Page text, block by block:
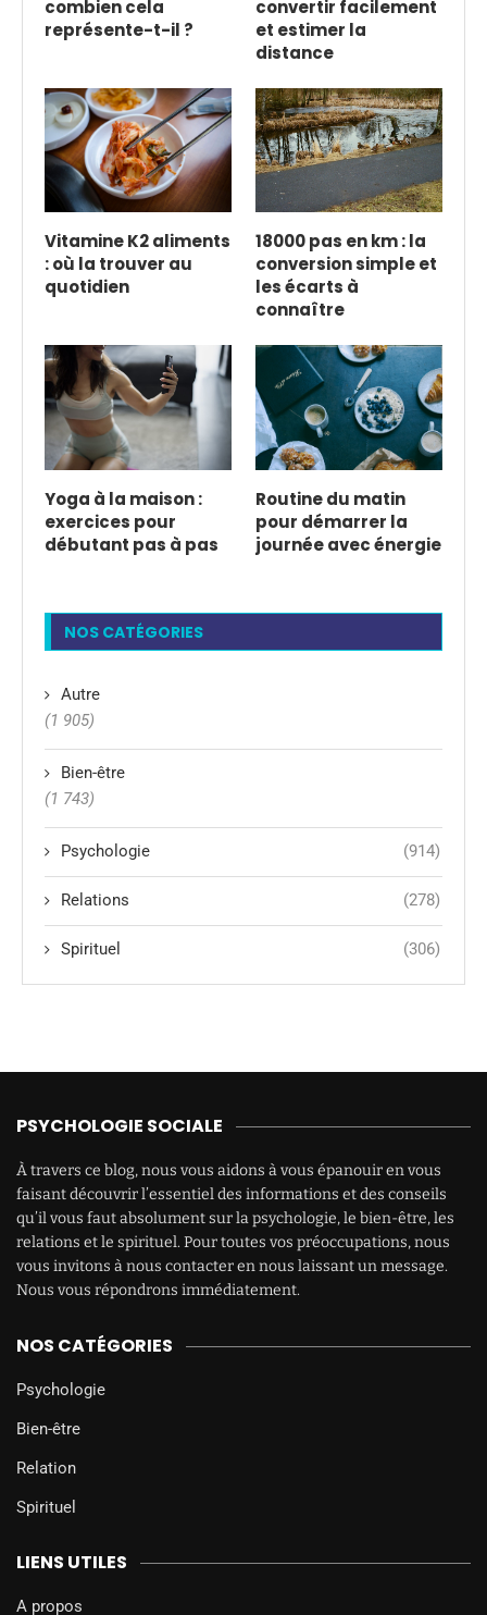
combien cela
représente-t-il ?
convertir facilement
et estimer la
distance
Vitamine K2 aliments
: où la trouver au
quotidien
18000 pas en km : la
conversion simple et
les écarts à
connaître
Yoga à la maison :
exercices pour
débutant pas à pas
Routine du matin
pour démarrer la
journée avec énergie
NOS CATÉGORIES
Autre
(1 905)
Bien-être
(1 743)
Psychologie (914)
Relations (278)
Spirituel (306)
PSYCHOLOGIE SOCIALE
À travers ce blog, nous vous aidons à vous épanouir en vous
faisant découvrir l’essentiel des informations et des conseils
qu’il vous faut absolument sur la psychologie, le bien-être, les
relations et le spirituel. Pour toutes vos préoccupations, nous
vous invitons à nous contacter en nous laissant un message.
Nous vous répondrons immédiatement.
NOS CATÉGORIES
Psychologie
Bien-être
Relation
Spirituel
LIENS UTILES
A propos